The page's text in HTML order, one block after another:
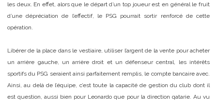
les deux. En effet, alors que le départ d’un top joueur est en général le fruit
d’une dépréciation de l’effectif, le PSG pourrait sortir renforcé de cette
opération.
Libérer de la place dans le vestiaire, utiliser l’argent de la vente pour acheter
un arrière gauche, un arrière droit et un défenseur central, les intérêts
sportifs du PSG seraient ainsi parfaitement remplis, le compte bancaire avec.
Ainsi, au delà de l’équipe, c’est toute la capacité de gestion du club dont il
est question, aussi bien pour Leonardo que pour la direction qatarie. Au vu